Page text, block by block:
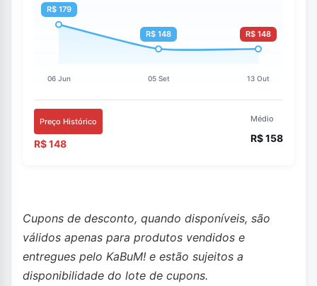
Preço Histórico
R$ 148
Médio
R$ 158
Cupons de desconto, quando disponíveis, são
válidos apenas para produtos vendidos e
entregues pelo KaBuM! e estão sujeitos a
disponibilidade do lote de cupons.